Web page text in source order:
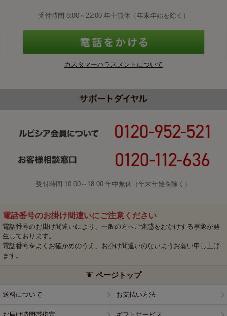
受付時間 8:00～22:00 年中無休（年末年始を除く）
カスタマーハラスメントについて
受付時間 10:00～18:00 年中無休（年末年始を除く）
電話番号のお掛け間違いにご注意ください
電話番号のお掛け間違いにより、一般の方へご迷惑をおかけする事象が発
生しております。
電話番号をよくお確かめのうえ、お掛け間違いのないようお願い申し上げ
ます。
ページトップ
送料について お支払い方法